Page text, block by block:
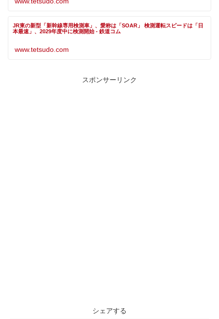
JR東の新型「新幹線専用検測車」、愛称は「SOAR」 検測運転スピードは「日
本最速」、2029年度中に検測開始 - 鉄道コム
www.tetsudo.com
スポンサーリンク
シェアする